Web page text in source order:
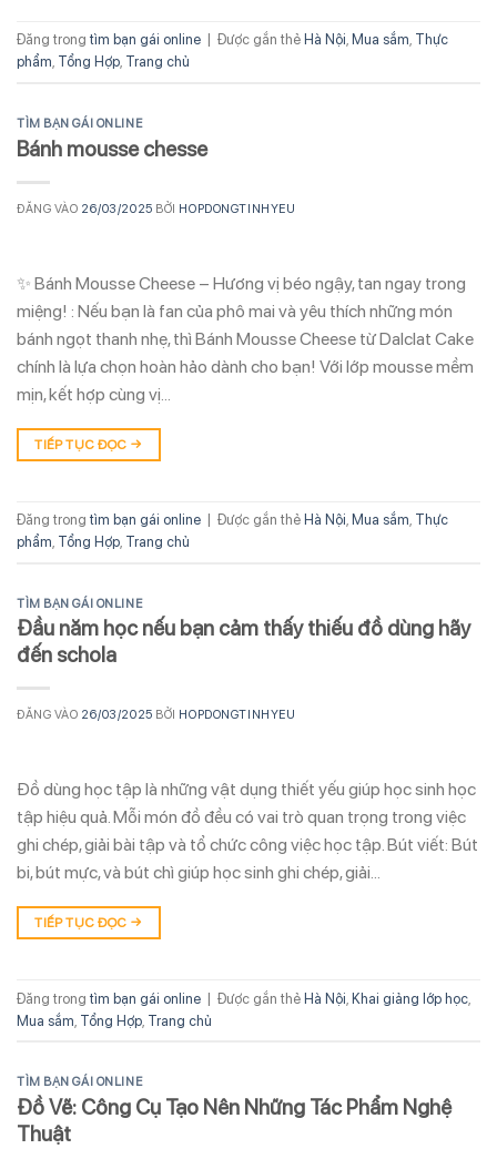
Đăng trong tìm bạn gái online Được gắn thẻ Hà Nội, Mua sắm, Thực
phẩm, Tổng Hợp, Trang chủ
TÌM BẠN GÁI ONLINE
Bánh mousse chesse
ĐĂNG VÀO 26/03/2025 BỞI HOPDONGTINHYEU
✨ Bánh Mousse Cheese – Hương vị béo ngậy, tan ngay trong
miệng! : Nếu bạn là fan của phô mai và yêu thích những món
bánh ngọt thanh nhẹ, thì Bánh Mousse Cheese từ Dalclat Cake
chính là lựa chọn hoàn hảo dành cho bạn! Với lớp mousse mềm
mịn, kết hợp cùng vị…
TIẾP TỤC ĐỌC →
Đăng trong tìm bạn gái online Được gắn thẻ Hà Nội Mua sắm Thực
phẩm Tổng Hợp Trang chủ
TÌM BẠN GÁI ONLINE
Đầu năm học nếu bạn cảm thấy thiếu đồ dùng hãy
đến schola
ĐĂNG VÀO 26/03/2025 BỞI HOPDONGTINHYEU
Đồ dùng học tập là những vật dụng thiết yếu giúp học sinh học
tập hiệu quả. Mỗi món đồ đều có vai trò quan trọng trong việc
ghi chép, giải bài tập và tổ chức công việc học tập. Bút viết: Bút
bi, bút mực, và bút chì giúp học sinh ghi chép, giải…
TIẾP TỤC ĐỌC →
Đăng trong tìm bạn gái online | Được gắn thẻ Hà Nội Khai giảng lớp học
Mua sắm Tổng Hợp Trang chủ
TÌM BẠN GÁI ONLINE
Đồ Vẽ: Công Cụ Tạo Nên Những Tác Phẩm Nghệ
Thuật